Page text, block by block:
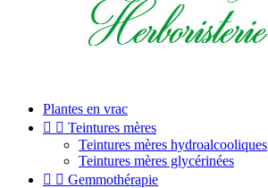
Plantes en vrac
  Teintures mères
Teintures mères hydroalcooliques
Teintures mères glycérinées
  Gemmothérapie